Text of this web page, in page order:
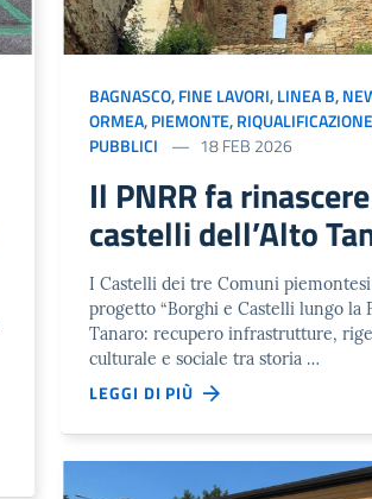
BAGNASCO,FINE LAVORI,LINEA B,
ORMEA,PIEMONTE,
PUBBLICI
18 FEB 2026
Il PNRR fa
castelli dell’Alto
I Castelli dei tre Comuni
progetto “Borghi e Castelli lungo la
Tanaro: recupero infrastrutture,
culturale e sociale tra storia …
LEGGI DI PIÙ